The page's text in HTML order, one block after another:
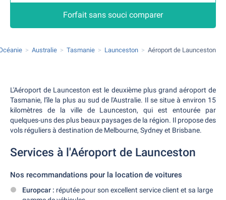
Forfait sans souci comparer
Australie Tasmanie Launceston Aéroport de Launceston
L'Aéroport de Launceston est le deuxième plus grand aéroport de
Tasmanie, l'île la plus au sud de l'Australie. Il se situe à environ 15
kilomètres de la ville de Launceston, qui est entourée par
quelques-uns des plus beaux paysages de la région. Il propose des
vols réguliers à destination de Melbourne, Sydney et Brisbane.
Services à l'Aéroport de Launceston
Nos recommandations pour la location de voitures
Europcar : réputée pour son excellent service client et sa large